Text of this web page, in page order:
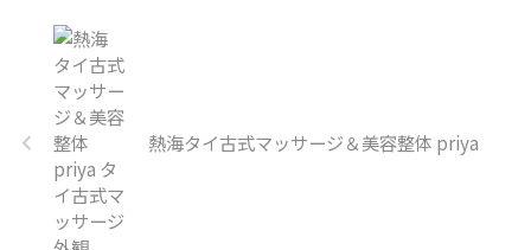
熱海タイ古式マッサージ＆美容整体 priya